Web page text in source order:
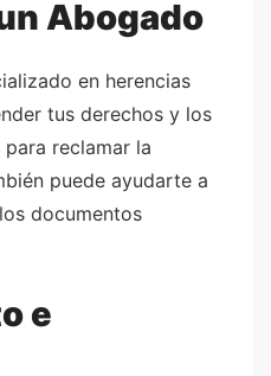
Abogado
en herencias
tus derechos y los
reclamar la
puede ayudarte a
documentos
e